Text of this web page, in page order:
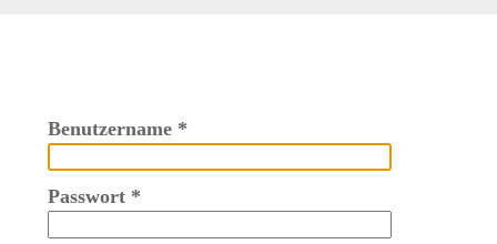
Benutzername*
Passwort*